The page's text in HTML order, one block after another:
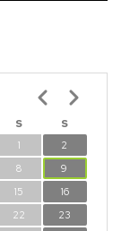
S
S
1
2
8
9
15
16
22
23
Pagination